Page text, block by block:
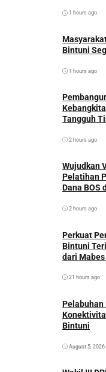
1 hours ago
Bintuni
1 hours ago
Tangguh
2 hours ago
Wujudkan
Pelatihan
Dana BOS
2 hours ago
Perkuat
Bintuni
21 hours ago
Pelabuhan
Bintuni
August 5, 2026